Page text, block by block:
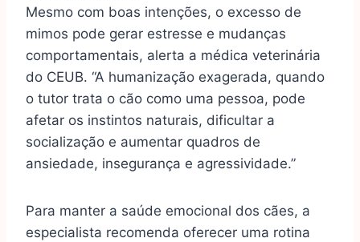
Mesmo com boas intenções, o excesso de
mimos pode gerar estresse e mudanças
comportamentais, alerta a médica veterinária
do CEUB. “A humanização exagerada, quando
o tutor trata o cão como uma pessoa, pode
afetar os instintos naturais, dificultar a
socialização e aumentar quadros de
ansiedade, insegurança e agressividade.”
Para manter a saúde emocional dos cães, a
especialista recomenda oferecer uma rotina